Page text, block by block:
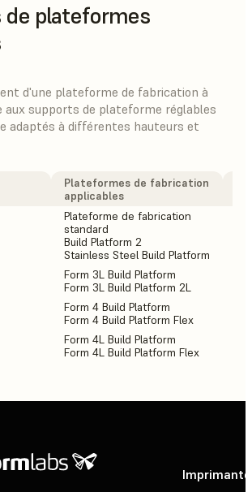
de plateformes
d'une plateforme de fabrication à
aux supports de plateforme réglables
adaptés à différentes hauteurs et
Plateformes de fabrication
applicables
Plateforme de fabrication
standard
Build Platform 2
Stainless Steel Build Platform
Form 3L Build Platform
Form 3L Build Platform 2L
Form 4 Build Platform
Form 4 Build Platform Flex
Form 4L Build Platform
Form 4L Build Platform Flex